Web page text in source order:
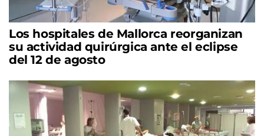
Los hospitales de Mallorca reorganizan
su actividad quirúrgica ante el eclipse
del 12 de agosto